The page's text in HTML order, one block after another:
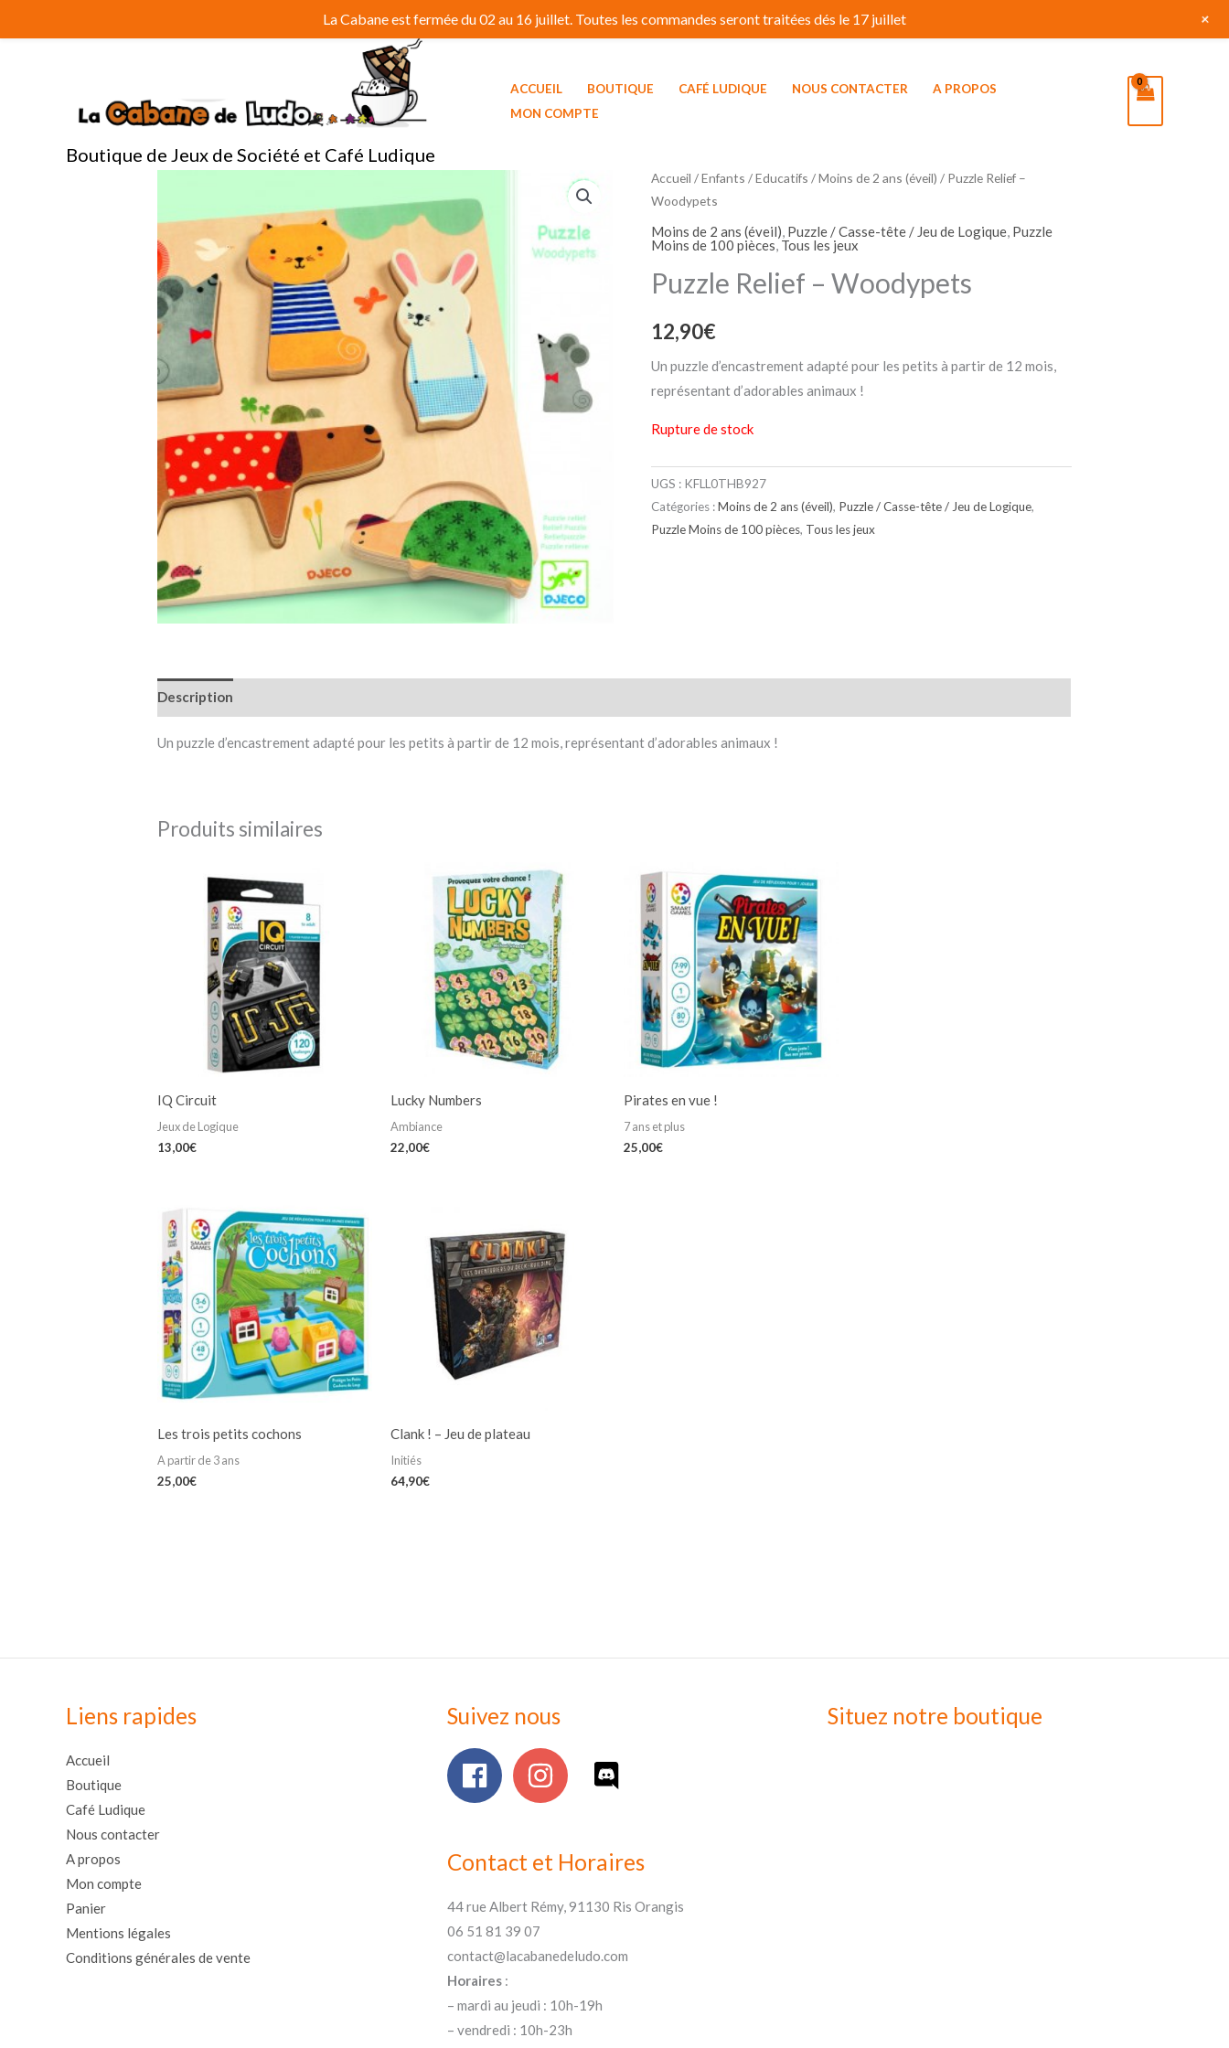
au
Boutique de Jeux de Société et Café Ludique
ACCUEIL BOUTIQUE CAFÉ LUDIQUE NOUS CONTACTER
A PROPOS
MON COMPTE
Accueil /Enfants / Educatifs /Moins de 2 ans (éveil) / Puzzle Relief –
Woodypets
Moins de 2 ans (éveil), Puzzle / Casse-tête / Jeu de Logique, Puzzle
Moins de 100 pièces, Tous les jeux
Puzzle Relief – Woodypets
12,90€
Un puzzle d’encastrement adapté pour les petits à partir de 12 mois,
représentant d’adorables animaux !
Rupture de stock
UGS : KFLL0THB927
Catégories :Moins de 2 ans (éveil), Puzzle / Casse-tête / Jeu de Logique,
Puzzle Moins de 100 pièces, Tous les jeux
Description
Un puzzle d’encastrement adapté pour les petits à partir de 12 mois, représentant d’adorables animaux !
Produits similaires
IQ Circuit
Jeux de Logique
13,00€
Lucky Numbers
Ambiance
22,00€
Pirates en vue !
7 ans et plus
25,00€
Les trois petits cochons
A partir de 3 ans
25,00€
Clank ! – Jeu de plateau
Initiés
64,90€
Liens rapides
Accueil
Boutique
Café Ludique
Nous contacter
A propos
Mon compte
Panier
Mentions légales
Conditions générales de vente
Suivez nous
Contact et Horaires
44 rue Albert Rémy, 91130 Ris Orangis
06 51 81 39 07
contact@lacabanedeludo.com
Horaires:
– mardi au jeudi : 10h-19h
– vendredi : 10h-23h
Situez notre boutique
La Cabane est fermée du 02 au 16 juillet. Toutes les commandes seront traitées dés le 17 juillet +